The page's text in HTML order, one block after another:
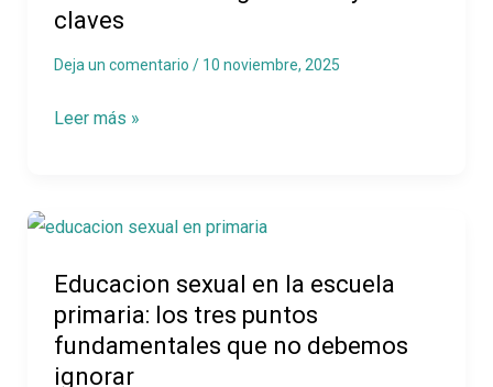
claves
Deja un comentario / 10 noviembre, 2025
Leer más »
Educacion sexual en la escuela
primaria: los tres puntos
fundamentales que no debemos
ignorar
Educacion
en
la
escuela